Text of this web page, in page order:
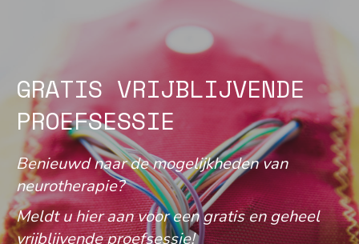
GRATIS VRIJBLIJVENDE
PROEFSESSIE
Benieuwd naar de mogelijkheden van
neurotherapie?
Meldt u hier aan voor een gratis en geheel
vrijblijvende proefsessie!